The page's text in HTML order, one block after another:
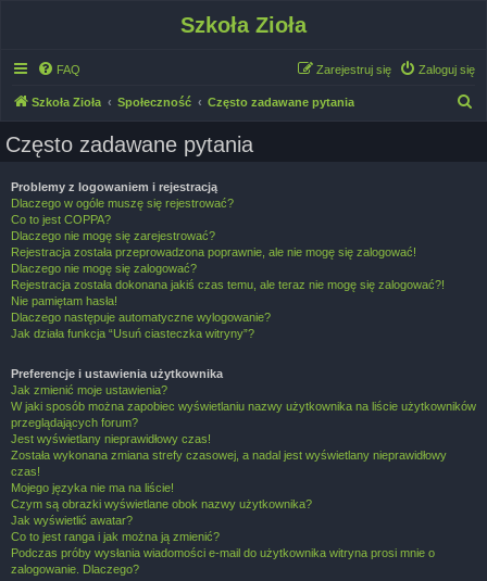
Szkoła Zioła
FAQ Zaloguj się
Zarejestruj się
Szkoła Zioła Społeczność Często zadawane pytania
Często zadawane pytania
Problemy z logowaniem i rejestracją
Dlaczego w ogóle muszę się rejestrować?
Co to jest COPPA?
Dlaczego nie mogę się zarejestrować?
Rejestracja została przeprowadzona poprawnie, ale nie mogę się zalogować!
Dlaczego nie mogę się zalogować?
Rejestracja została dokonana jakiś czas temu, ale teraz nie mogę się zalogować?!
Nie pamiętam hasła!
Dlaczego następuje automatyczne wylogowanie?
Jak działa funkcja “Usuń ciasteczka witryny”?
Preferencje i ustawienia użytkownika
Jak zmienić moje ustawienia?
W jaki sposób można zapobiec wyświetlaniu nazwy użytkownika na liście użytkowników
przeglądających forum?
Jest wyświetlany nieprawidłowy czas!
Została wykonana zmiana strefy czasowej, a nadal jest wyświetlany nieprawidłowy
czas!
Mojego języka nie ma na liście!
Czym są obrazki wyświetlane obok nazwy użytkownika?
Jak wyświetlić awatar?
Co to jest ranga i jak można ją zmienić?
Podczas próby wysłania wiadomości e-mail do użytkownika witryna prosi mnie o
zalogowanie. Dlaczego?